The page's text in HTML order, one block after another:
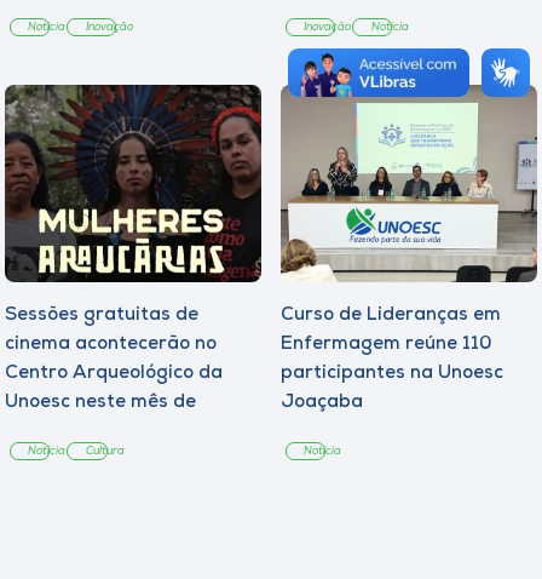
Notícia Inovação Inovação Notícia
Sessões gratuitas de
cinema acontecerão no
Centro Arqueológico da
Unoesc neste mês de
Notícia Cultura
Curso de Lideranças em
Enfermagem reúne 110
participantes na Unoesc
Joaçaba
Notícia